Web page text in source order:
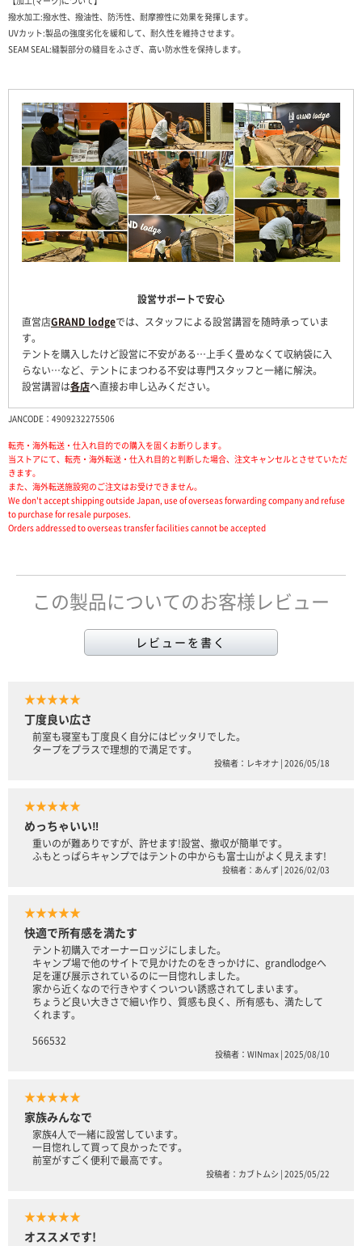
撥水加工:撥水性、撥油性、防汚性、耐摩擦性に効果を発揮します。
UVカット:製品の強度劣化を緩和して、耐久性を維持させます。
SEAM SEAL:縫製部分の縫目をふさぎ、高い防水性を保持します。
設営サポートで安心
直営店GRAND lodgeでは、スタッフによる設営講習を随時承っていま
す。
テントを購入したけど設営に不安がある…上手く畳めなくて収納袋に入
らない…など、テントにまつわる不安は専門スタッフと一緒に解決。
設営講習は各店へ直接お申し込みください。
JANCODE：4909232275506
転売・海外転送・仕入れ目的での購入を固くお断りします。
当ストアにて、転売・海外転送・仕入れ目的と判断した場合、注文キャンセルとさせていただ
きます。
また、海外転送施設宛のご注文はお受けできません。
We don't accept shipping outside Japan, use of overseas forwarding company and refuse
to purchase for resale purposes.
Orders addressed to overseas transfer facilities cannot be accepted
この製品についてのお客様レビュー
レビューを書く
★★★★★
丁度良い広さ
前室も寝室も丁度良く自分にはピッタリでした。
タープをプラスで理想的で満足です。
投稿者：レキオナ | 2026/05/18
★★★★★
めっちゃいい‼️
重いのが難ありですが、許せます!設営、撤収が簡単です。
ふもとっぱらキャンプではテントの中からも富士山がよく見えます!
投稿者：あんず | 2026/02/03
★★★★★
快適で所有感を満たす
テント初購入でオーナーロッジにしました。
キャンプ場で他のサイトで見かけたのをきっかけに、grandlodgeへ
足を運び展示されているのに一目惚れしました。
家から近くなので行きやすくついつい誘惑されてしまいます。
ちょうど良い大きさで細い作り、質感も良く、所有感も、満たして
くれます。
566532
投稿者：WINmax | 2025/08/10
★★★★★
家族みんなで
家族4人で一緒に設営しています。
一目惚れして買って良かったです。
前室がすごく便利で最高です。
投稿者：カブトムシ | 2025/05/22
★★★★★
オススメです!